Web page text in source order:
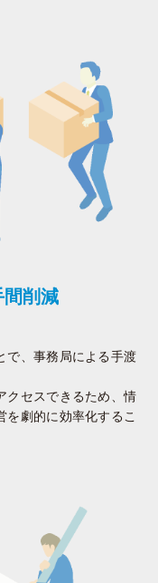
削減
で、事務局による手渡
クセスできるため、情
劇的に効率化するこ